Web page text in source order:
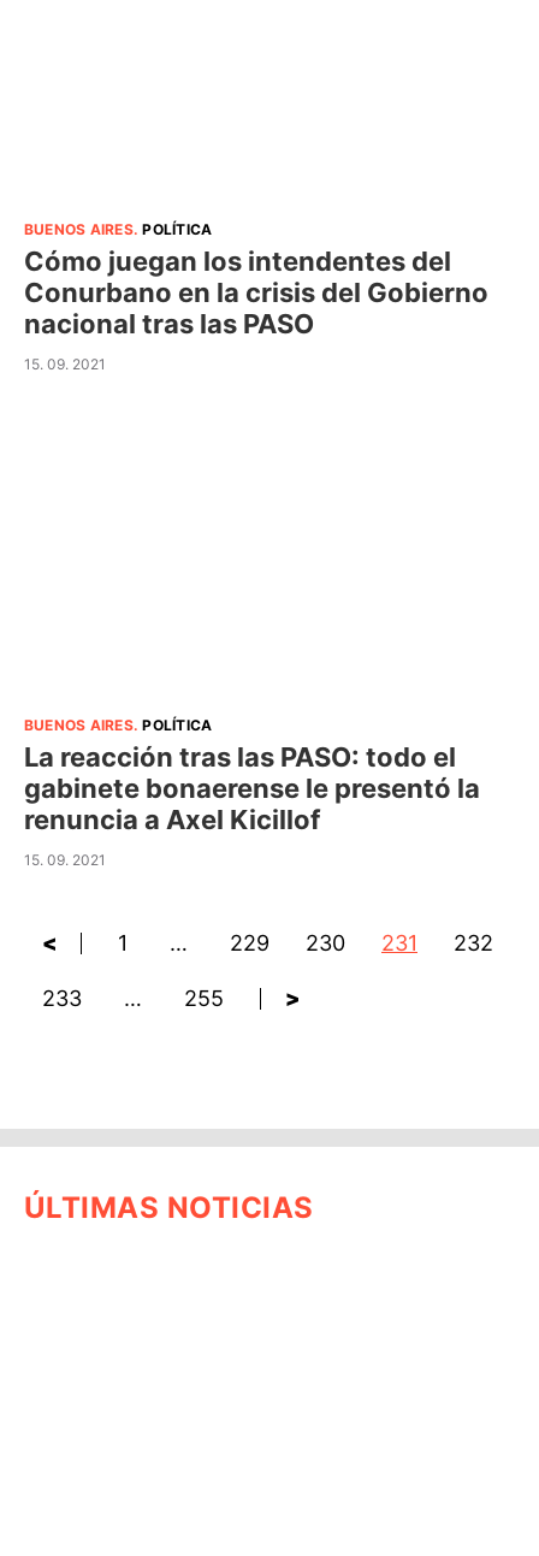
BUENOS AIRES.POLÍTICA
Cómo juegan los intendentes del
Conurbano en la crisis del Gobierno
nacional tras las PASO
15. 09. 2021
BUENOS AIRES.POLÍTICA
La reacción tras las PASO: todo el
gabinete bonaerense le presentó la
renuncia a Axel Kicillof
15. 09. 2021
< 1 … 229 230 231 232
233 … 255 >
ÚLTIMAS NOTICIAS